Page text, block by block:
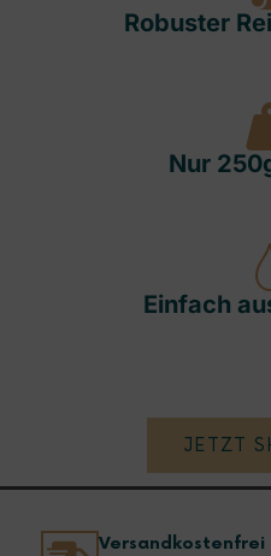
Robuster
Nur
Einfach
JETZT
Versandkostenfrei